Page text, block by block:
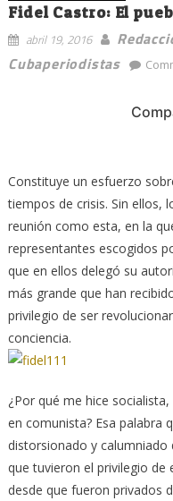
Fidel Castro: El
abril 19, 2016
Cubaperiodistas
Constituye un esfuerzo
tiempos de crisis. Sin ellos,
reunión como esta, en la
representantes escogidos
que en ellos delegó su
más grande que han
privilegio de ser
conciencia.
¿Por qué me hice
en comunista? Esa palabra
distorsionado y
que tuvieron el privilegio
desde que fueron privados